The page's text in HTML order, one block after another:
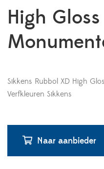
High Gloss
Sikkens Rubbol XD High
Verfkleuren Sikkens
Naar aanbieder